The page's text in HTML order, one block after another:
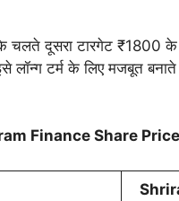
चलते दूसरा टारगेट ₹1800
लॉन्ग टर्म के लिए मजबूत
Finance Share